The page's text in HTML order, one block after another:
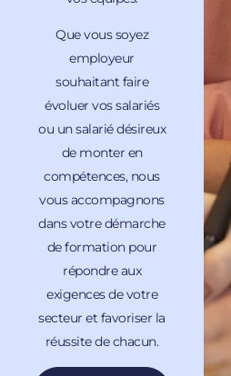
Que vous soyez
employeur
souhaitant faire
évoluer vos salariés
ou un salarié désireux
de monter en
compétences, nous
vous accompagnons
dans votre démarche
de formation pour
répondre aux
exigences de votre
secteur et favoriser la
réussite de chacun.